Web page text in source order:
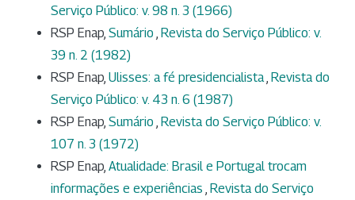
Serviço Público: v. 98 n. 3 (1966)
RSP Enap, Sumário Revista do Serviço Público: v.
39 n. 2 (1982)
RSP Enap, Ulisses: a fé presidencialista Revista do
Serviço Público: v. 43 n. 6 (1987)
RSP Enap, Sumário Revista do Serviço Público: v.
107 n. 3 (1972)
RSP Enap, Atualidade: Brasil e Portugal trocam
informações e experiências Revista do Serviço